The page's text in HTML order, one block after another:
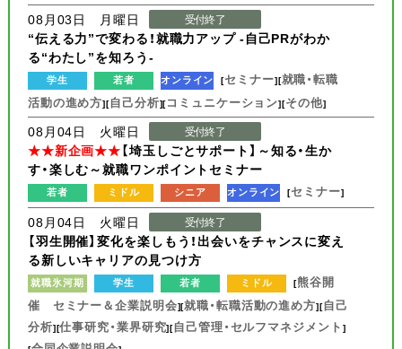
08月03日 月曜日 受付終了
“伝える力”で変わる！就職力アップ -自己PRがわか
る“わたし”を知ろう-
学生 若者 オンライン [セミナー][就職・転職
活動の進め方][自己分析][コミュニケーション][その他]
08月04日 火曜日 受付終了
★★新企画★★【埼玉しごとサポート】～知る・生か
す・楽しむ～就職ワンポイントセミナー
若者 ミドル シニア オンライン [セミナー]
08月04日 火曜日 受付終了
【羽生開催】変化を楽しもう！出会いをチャンスに変え
る新しいキャリアの見つけ方
就職氷河期 学生 若者 ミドル [熊谷開
催 セミナー＆企業説明会][就職・転職活動の進め方][自己
分析][仕事研究・業界研究][自己管理・セルフマネジメント ]